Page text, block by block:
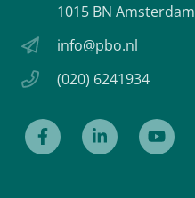
1015 BN Amsterdam
info@pbo.nl
(020) 6241934